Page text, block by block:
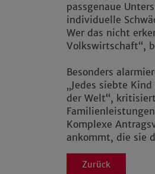
passgenaue
individuelle
Wer das nicht
Volkswirtschaft“,
Besonders
„Jedes siebte
der Welt“,
Komplexe
ankommt, die sie
Zurück